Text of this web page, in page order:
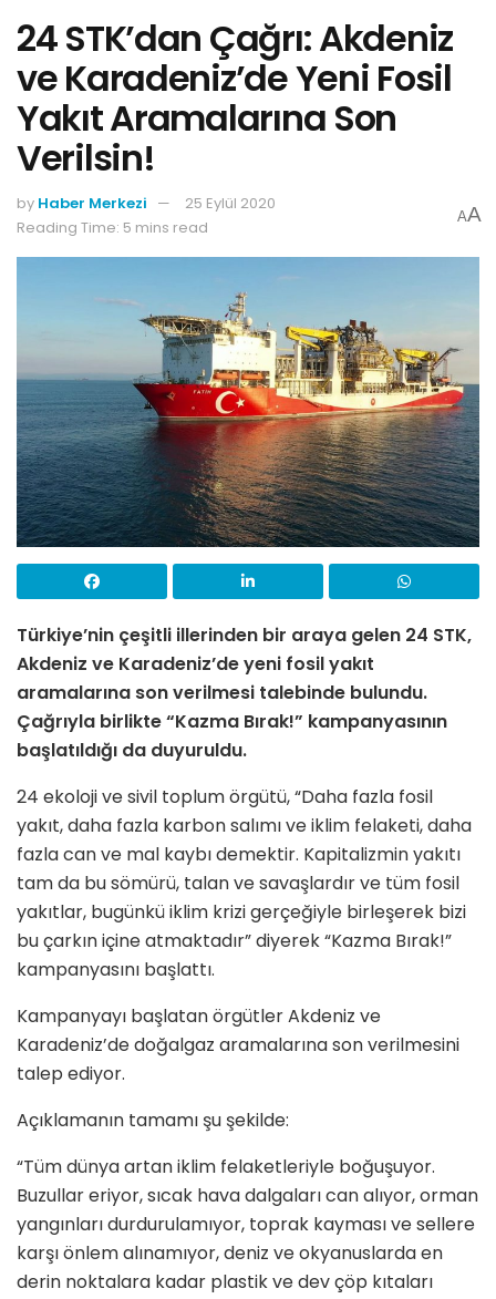
24 STK’dan Çağrı: Akdeniz
ve Karadeniz’de Yeni Fosil
Yakıt Aramalarına Son
Verilsin!
by Haber Merkezi
25 Eylül 2020
Reading Time: 5 mins read
AA
Türkiye’nin çeşitli illerinden bir araya gelen 24 STK,
Akdeniz ve Karadeniz’de yeni fosil yakıt
aramalarına son verilmesi talebinde bulundu.
Çağrıyla birlikte “Kazma Bırak!” kampanyasının
başlatıldığı da duyuruldu.
24 ekoloji ve sivil toplum örgütü, “Daha fazla fosil
yakıt, daha fazla karbon salımı ve iklim felaketi, daha
fazla can ve mal kaybı demektir. Kapitalizmin yakıtı
tam da bu sömürü, talan ve savaşlardır ve tüm fosil
yakıtlar, bugünkü iklim krizi gerçeğiyle birleşerek bizi
bu çarkın içine atmaktadır” diyerek “Kazma Bırak!”
kampanyasını başlattı.
Kampanyayı başlatan örgütler Akdeniz ve
Karadeniz’de doğalgaz aramalarına son verilmesini
talep ediyor.
Açıklamanın tamamı şu şekilde:
“Tüm dünya artan iklim felaketleriyle boğuşuyor.
Buzullar eriyor, sıcak hava dalgaları can alıyor, orman
yangınları durdurulamıyor, toprak kayması ve sellere
karşı önlem alınamıyor, deniz ve okyanuslarda en
derin noktalara kadar plastik ve dev çöp kıtaları